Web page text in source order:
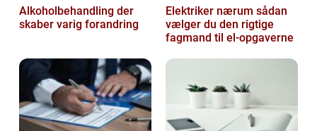
Alkoholbehandling der
skaber varig forandring
Elektriker nærum sådan
vælger du den rigtige
fagmand til el-opgaverne